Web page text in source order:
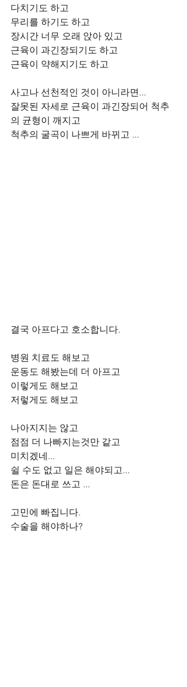
다치기도 하고
무리를 하기도 하고
장시간 너무 오래 앉아 있고
근육이 과긴장되기도 하고
근육이 약해지기도 하고
사고나 선천적인 것이 아니라면...
잘못된 자세로 근육이 과긴장되어 척추
의 균형이 깨지고
척추의 굴곡이 나쁘게 바뀌고 ...
결국 아프다고 호소합니다.
병원 치료도 해보고
운동도 해봤는데 더 아프고
이렇게도 해보고
저렇게도 해보고
나아지지는 않고
점점 더 나빠지는것만 같고
미치겠네...
쉴 수도 없고 일은 해야되고...
돈은 돈대로 쓰고 ...
고민에 빠집니다.
수술을 해야하나?